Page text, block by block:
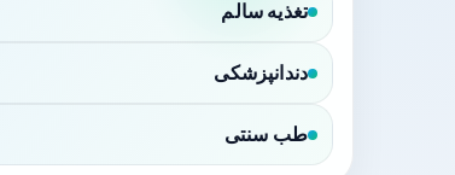
تغذیه سالم
دندانپزشکی
طب سنتی